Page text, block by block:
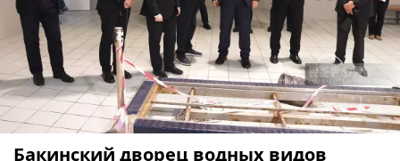
Бакинский дворец водных видов